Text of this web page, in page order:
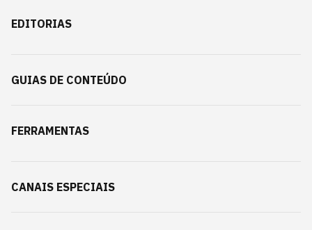
EDITORIAS
GUIAS DE CONTEÚDO
FERRAMENTAS
CANAIS ESPECIAIS